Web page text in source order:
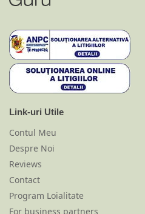
Link-uri Utile
Contul Meu
Despre Noi
Reviews
Contact
Program Loialitate
For business partners